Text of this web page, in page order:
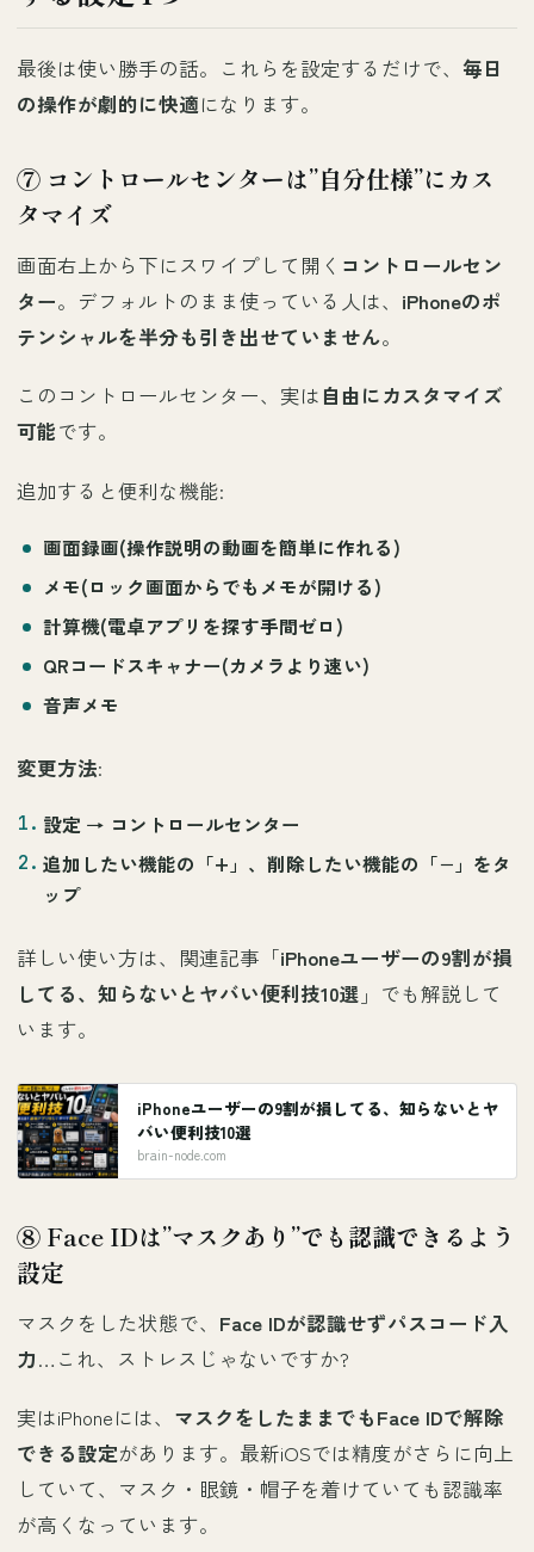
最後は使い勝手の話。これらを設定するだけで、 毎日
の操作が劇的に快適になります。
⑦ コントロールセンターは”自分仕様”にカス
タマイズ
画面右上から下にスワイプして開く コントロールセン
ター。デフォルトのまま使っている人は、 iPhoneのポ
テンシャルを半分も引き出せていません。
このコントロールセンター、実は 自由にカスタマイズ
可能です。
追加すると便利な機能:
画面録画(操作説明の動画を簡単に作れる)
メモ(ロック画面からでもメモが開ける)
計算機(電卓アプリを探す手間ゼロ)
QRコードスキャナー(カメラより速い)
音声メモ
変更方法:
設定 → コントロールセンター
追加したい機能の「+ 」、削除したい機能の「− 」をタ
ップ
詳しい使い方は、関連記事「iPhoneユーザーの9割が損
してる、知らないとヤバい便利技10選 」でも解説して
います。
iPhoneユーザーの9割が損してる、知らないとヤ
バい便利技10選
brain-node.com
⑧ Face IDは”マスクあり”でも認識できるよう
設定
マスクをした状態で、 Face IDが認識せずパスコード入
力…これ、ストレスじゃないですか?
実はiPhoneには、 マスクをしたままでもFace IDで解除
できる設定があります。最新iOSでは精度がさらに向上
していて、マスク・眼鏡・帽子を着けていても認識率
が高くなっています。